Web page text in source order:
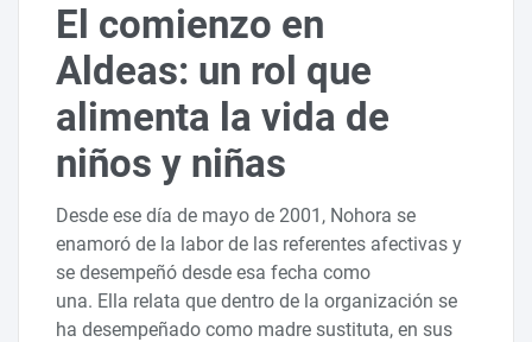
El comienzo en
Aldeas: un rol que
alimenta la vida de
niños y niñas
Desde ese día de mayo de 2001, Nohora se
enamoró de la labor de las referentes afectivas y
se desempeñó desde esa fecha como
una. Ella relata que dentro de la organización se
ha desempeñado como madre sustituta, en sus